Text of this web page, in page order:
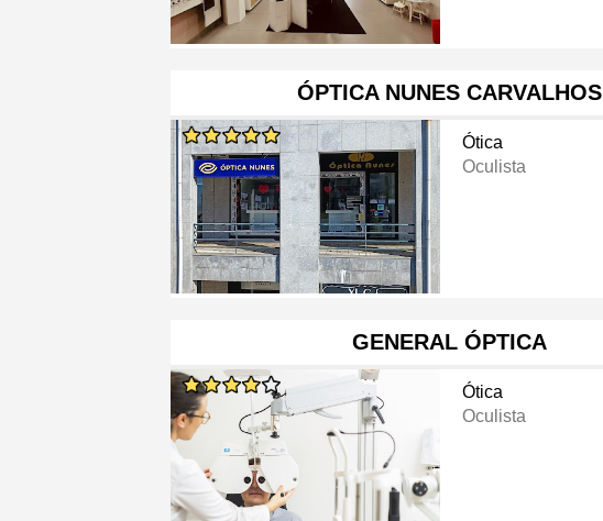
ÓPTICA NUNES CARVALHOS
Ótica
Oculista
GENERAL ÓPTICA
Ótica
Oculista